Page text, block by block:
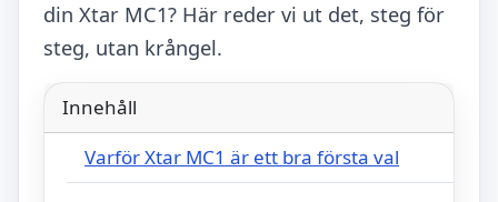
din Xtar MC1? Här reder vi ut det, steg för
steg, utan krångel.
Innehåll
Varför Xtar MC1 är ett bra första val